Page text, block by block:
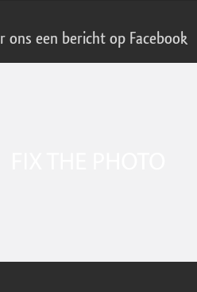
ons een bericht op Facebook